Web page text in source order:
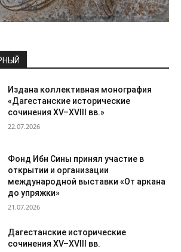
Издана коллективная монография
«Дагестанские исторические
сочинения XV–XVIII вв.»
22.07.2026
Фонд Ибн Сины принял участие в
открытии и организации
международной выставки «От аркана
до упряжки»
21.07.2026
Дагестанские исторические
сочинения XV–XVIII вв.